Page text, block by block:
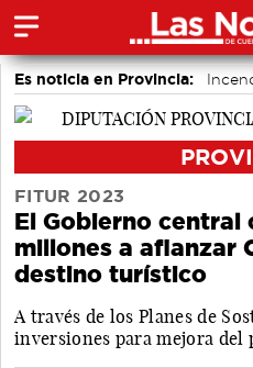
Es noticia en Provincia:
FITUR 2023
El Gobierno central
millones a afianzar
destino turístico
A través de los Planes de
inversiones para mejora del